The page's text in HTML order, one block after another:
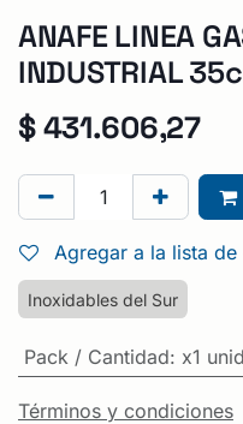
ANAFE LINEA
INDUSTRIAL
$431.606,27
Agregar a la lista de
Inoxidables del Sur
Pack / Cantidad: x1
Términos y condiciones